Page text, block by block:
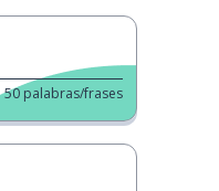
50 palabras/frases